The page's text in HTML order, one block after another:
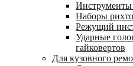
Инструменты
Наборы
Режущий
Ударные
гайковертов
Для кузовного